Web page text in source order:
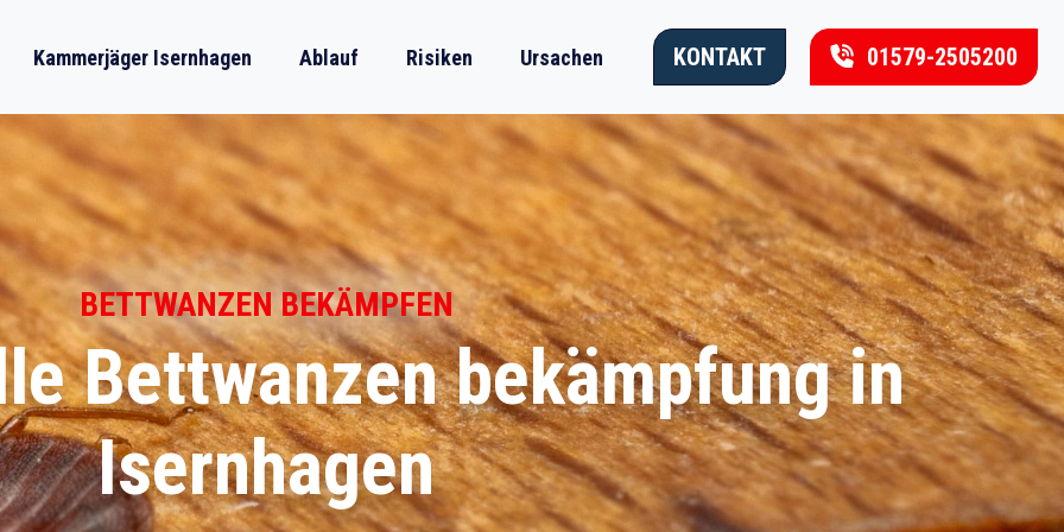
Kammerjäger Isernhagen Ablauf Risiken Ursachen KONTAKT 01579-2505200
BETTWANZEN BEKÄMPFEN
Bettwanzen bekämpfung in
Isernhagen